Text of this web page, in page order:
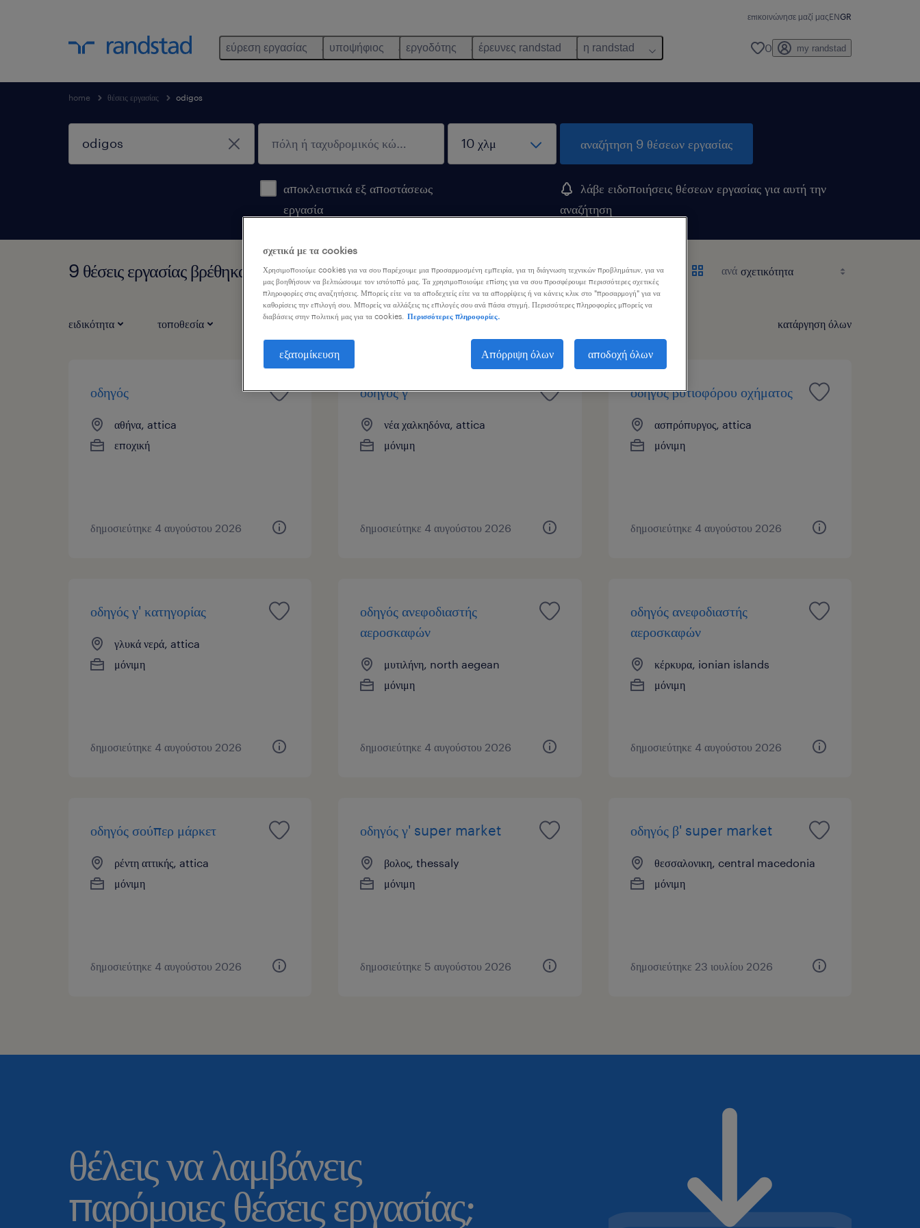
επικοινώνησε μαζί μαςENGR
εύρεση εργασίας υποψήφιος εργοδότης έρευνες randstad η randstad 0 my randstad
home θέσεις εργασίας odigos
αποκλειστικά εξ αποστάσεως
εργασία
αναζήτηση 9 θέσεων εργασίας
λάβε ειδοποιήσεις θέσεων εργασίας για αυτή την
αναζήτηση
9 θέσεις εργασίας βρέθηκαν για Odigos ανά
ειδικότητα τοποθεσία τύπος εργασίας κατάργηση όλων
οδηγός
αθήνα, attica
εποχική
δημοσιεύτηκε 4 αυγούστου 2026
οδηγός γ'
νέα χαλκηδόνα, attica
μόνιμη
δημοσιεύτηκε 4 αυγούστου 2026
οδηγός βυτιοφόρου οχήματος
ασπρόπυργος, attica
μόνιμη
δημοσιεύτηκε 4 αυγούστου 2026
οδηγός γ' κατηγορίας
γλυκά νερά, attica
μόνιμη
δημοσιεύτηκε 4 αυγούστου 2026
οδηγός ανεφοδιαστής
αεροσκαφών
μυτιλήνη, north aegean
μόνιμη
δημοσιεύτηκε 4 αυγούστου 2026
οδηγός ανεφοδιαστής
αεροσκαφών
κέρκυρα, ionian islands
μόνιμη
δημοσιεύτηκε 4 αυγούστου 2026
οδηγός σούπερ μάρκετ
ρέντη αττικής, attica
μόνιμη
δημοσιεύτηκε 4 αυγούστου 2026
οδηγός γ' super market
βολος, thessaly
μόνιμη
δημοσιεύτηκε 5 αυγούστου 2026
οδηγός β' super market
θεσσαλονικη, central macedonia
μόνιμη
δημοσιεύτηκε 23 ιουλίου 2026
θέλεις να λαμβάνεις
παρόμοιες θέσεις εργασίας;
σχετικά με τα cookies
Χρησιμοποιούμε cookies για να σου παρέχουμε μια προσαρμοσμένη εμπειρία, για τη διάγνωση τεχνικών προβλημάτων, για να
μας βοηθήσουν να βελτιώσουμε τον ιστότοπό μας. Τα χρησιμοποιούμε επίσης για να σου προσφέρουμε περισσότερες σχετικές
πληροφορίες στις αναζητήσεις. Μπορείς είτε να τα αποδεχτείς είτε να τα απορρίψεις ή να κάνεις κλικ στο "προσαρμογή" για να
καθορίσεις την επιλογή σου. Μπορείς να αλλάξεις τις επιλογές σου ανά πάσα στιγμή. Περισσότερες πληροφορίες μπορείς να
διαβάσεις στην πολιτική μας για τα cookies.
Περισσότερες πληροφορίες.
εξατομίκευση Απόρριψη όλων αποδοχή όλων